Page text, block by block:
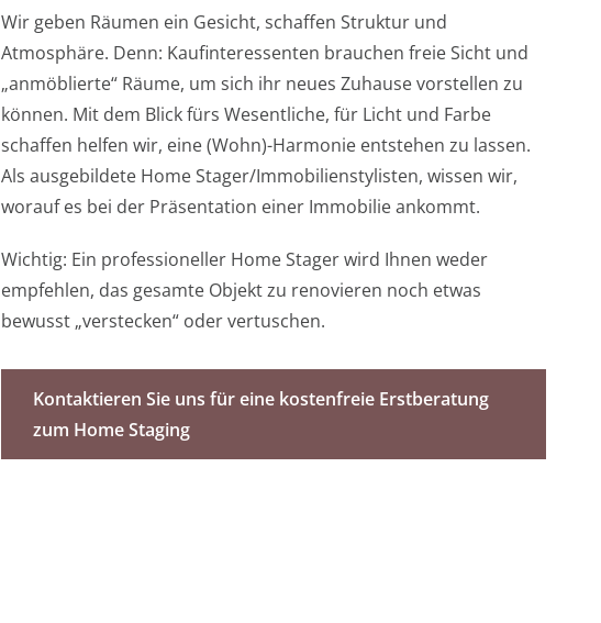
Wir geben Räumen ein Gesicht, schaffen Struktur und
Atmosphäre. Denn: Kaufinteressenten brauchen freie Sicht und
„anmöblierte“ Räume, um sich ihr neues Zuhause vorstellen zu
können. Mit dem Blick fürs Wesentliche, für Licht und Farbe
schaffen helfen wir, eine (Wohn)-Harmonie entstehen zu lassen.
Als ausgebildete Home Stager/Immobilienstylisten, wissen wir,
worauf es bei der Präsentation einer Immobilie ankommt.
Wichtig: Ein professioneller Home Stager wird Ihnen weder
empfehlen, das gesamte Objekt zu renovieren noch etwas
bewusst „verstecken“ oder vertuschen.
Kontaktieren Sie uns für eine kostenfreie Erstberatung
zum Home Staging